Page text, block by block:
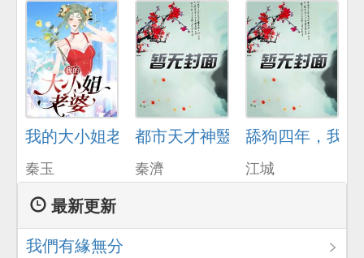
我的大小姐老婆
秦玉
都市天才神毉
秦濟
舔狗四年，我
江城
最新更新
我們有緣無分